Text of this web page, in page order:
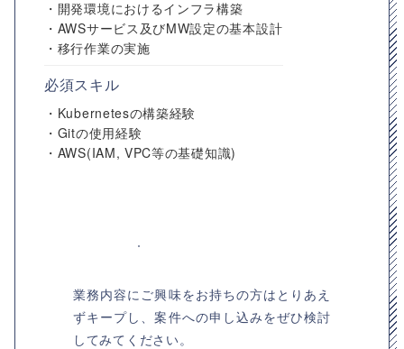
・開発環境におけるインフラ構築
・AWSサービス及びMW設定の基本設計
・移行作業の実施
必須スキル
・Kubernetesの構築経験
・Gitの使用経験
・AWS(IAM, VPC等の基礎知識)
業務内容にご興味をお持ちの方はとりあえ
ずキープし、案件への申し込みをぜひ検討
してみてください。